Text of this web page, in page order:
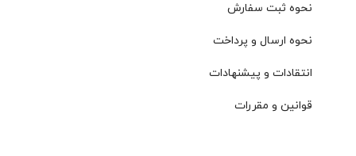
نحوه ثبت سفارش
نحوه ارسال و پرداخت
انتقادات و پیشنهادات
قوانین و مقررات